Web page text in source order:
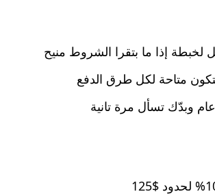
لخبطة إذا ما بتقرا الشروط منيح
متاحة لكل طرق الدفع
عام وبدّك تسأل مرة تانية